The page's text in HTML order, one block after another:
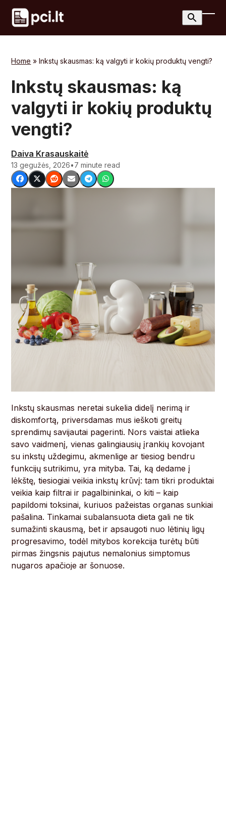
Skip
content
Home »Inkstų skausmas: ką valgyti ir kokių produktų vengti?
Inkstų skausmas: ką
valgyti ir kokių produktų
vengti?
Daiva Krasauskaitė
13 gegužės, 2026•7 minute read
Inkstų skausmas neretai sukelia didelį nerimą ir
diskomfortą, priversdamas mus ieškoti greitų
sprendimų savijautai pagerinti. Nors vaistai atlieka
savo vaidmenį, vienas galingiausių įrankių kovojant
su inkstų uždegimu, akmenlige ar tiesiog bendru
funkcijų sutrikimu, yra mityba. Tai, ką dedame į
lėkštę, tiesiogiai veikia inkstų krūvį: tam tikri produktai
veikia kaip filtrai ir pagalbininkai, o kiti – kaip
papildomi toksinai, kuriuos pažeistas organas sunkiai
pašalina. Tinkamai subalansuota dieta gali ne tik
sumažinti skausmą, bet ir apsaugoti nuo lėtinių ligų
progresavimo, todėl mitybos korekcija turėtų būti
pirmas žingsnis pajutus nemalonius simptomus
nugaros apačioje ar šonuose.